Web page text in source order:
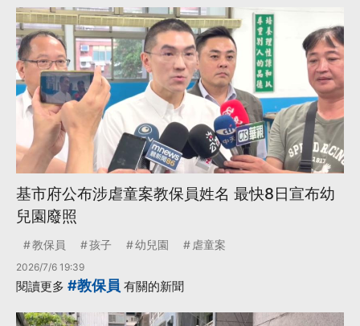
基市府公布涉虐童案教保員姓名 最快8日宣布幼
兒園廢照
教保員 孩子 幼兒園 虐童案
2026/7/6 19:39
閱讀更多 #教保員 有關的新聞